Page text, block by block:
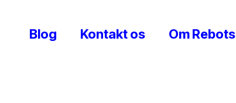
Blog Kontakt os Om Rebots